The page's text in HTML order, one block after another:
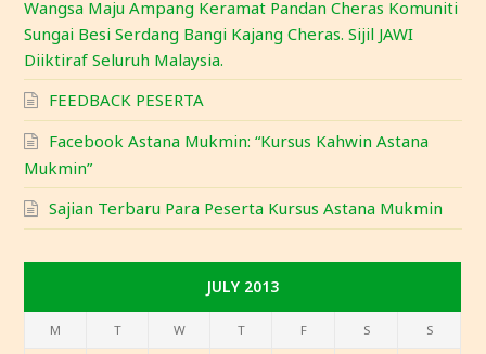
Wangsa Maju Ampang Keramat Pandan Cheras Komuniti
Sungai Besi Serdang Bangi Kajang Cheras. Sijil JAWI
Diiktiraf Seluruh Malaysia.
FEEDBACK PESERTA
Facebook Astana Mukmin: “Kursus Kahwin Astana
Mukmin”
Sajian Terbaru Para Peserta Kursus Astana Mukmin
JULY 2013
M T W T F S S